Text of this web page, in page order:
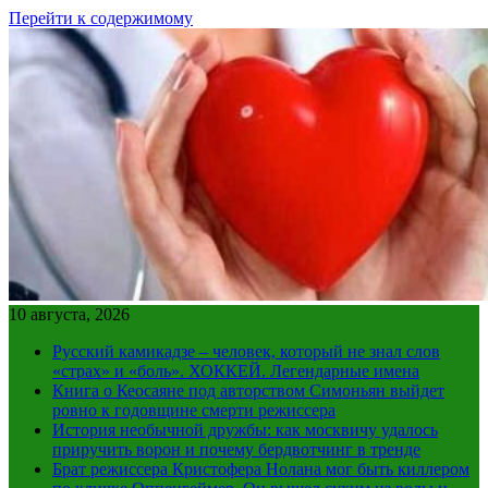
Перейти к содержимому
10 августа, 2026
Русский камикадзе – человек, который не знал слов
«страх» и «боль». ХОККЕЙ. Легендарные имена
Книга о Кеосаяне под авторством Симоньян выйдет
ровно к годовщине смерти режиссера
История необычной дружбы: как москвичу удалось
приручить ворон и почему бердвотчинг в тренде
Брат режиссера Кристофера Нолана мог быть киллером